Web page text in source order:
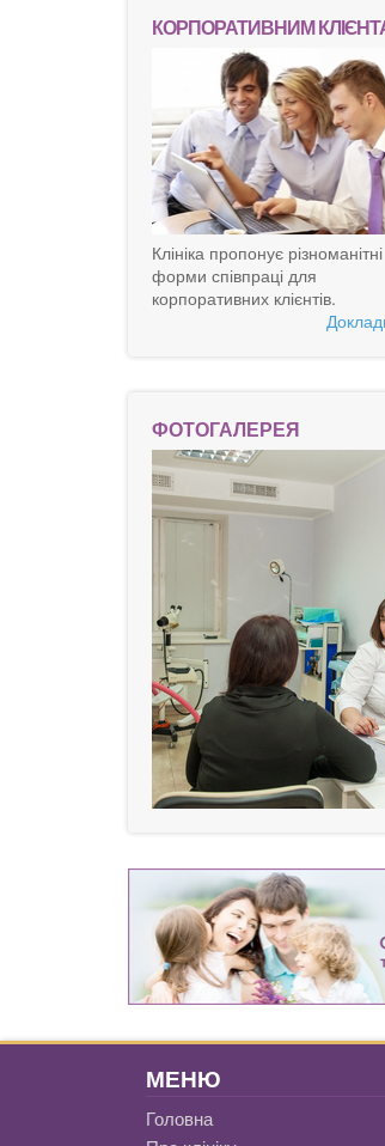
КОРПОРАТИВНИМ
Клініка пропонує різноманітні
форми співпраці для
корпоративних клієнтів.
ФОТОГАЛЕРЕЯ
МЕНЮ
Головна